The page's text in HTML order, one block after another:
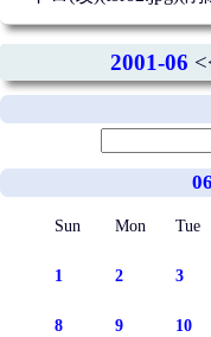
2001-06
06
Sun Mon Tue
1 2 3
8 9 10